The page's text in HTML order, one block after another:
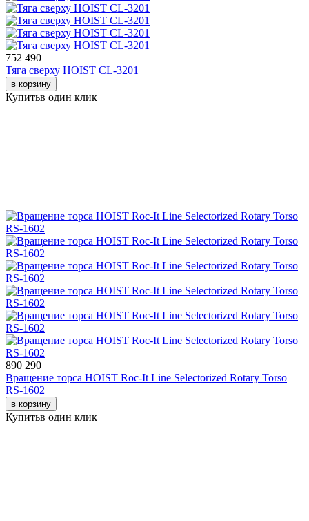
752 490
Тяга сверху HOIST CL-3201
в корзину
Купитьв один клик
890 290
Вращение торса HOIST Roc-It Line Selectorized Rotary Torso
RS-1602
в корзину
Купитьв один клик